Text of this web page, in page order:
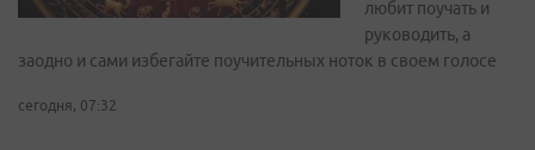
любит поучать и
руководить, а
заодно и сами избегайте поучительных ноток в своем голосе
сегодня, 07:32